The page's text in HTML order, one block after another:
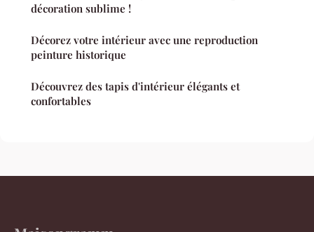
décoration sublime !
Décorez votre intérieur avec une reproduction
peinture historique
Découvrez des tapis d'intérieur élégants et
confortables